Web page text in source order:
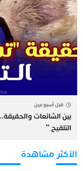
قبل أسبوعين
بين الشائعات
التلقيح “
الأكثر مشاهدة